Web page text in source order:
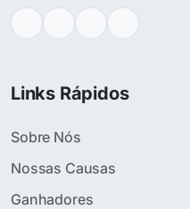
Links Rápidos
Sobre Nós
Nossas Causas
Ganhadores